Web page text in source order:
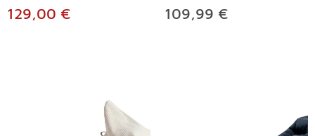
129,00 € 109,99 €